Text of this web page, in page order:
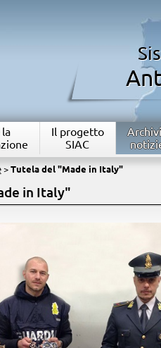
la
Il progetto
SIAC
> Tutela del "Made in Italy"
in Italy"